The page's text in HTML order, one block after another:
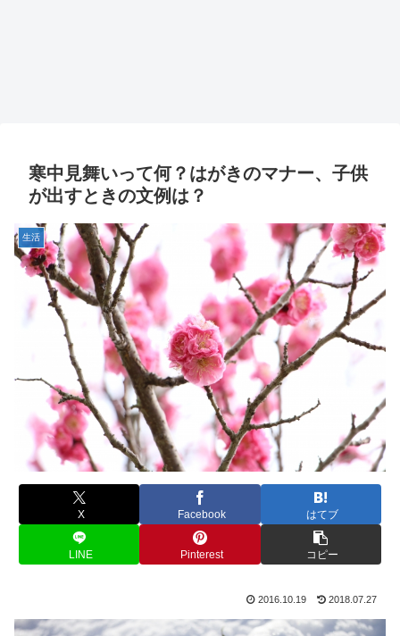
寒中見舞いって何？はがきのマナー、子供
が出すときの文例は？
生活
X Facebook はてブ
LINE Pinterest コピー
2016.10.19 2018.07.27